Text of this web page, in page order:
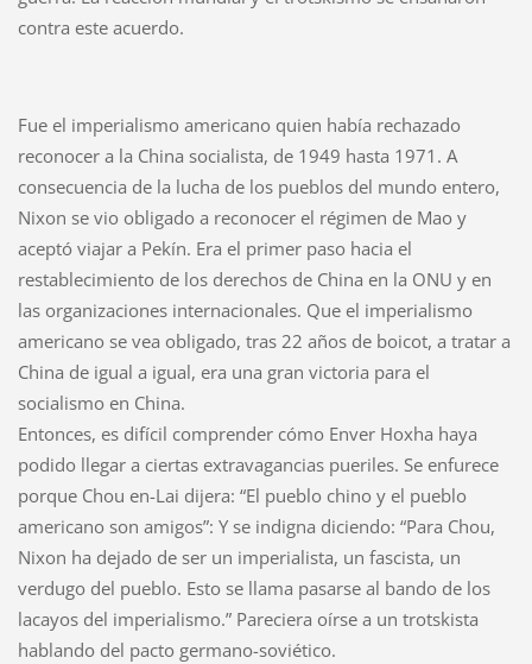
contra este acuerdo.
Fue el imperialismo americano quien había rechazado
reconocer a la China socialista, de 1949 hasta 1971. A
consecuencia de la lucha de los pueblos del mundo entero,
Nixon se vio obligado a reconocer el régimen de Mao y
aceptó viajar a Pekín. Era el primer paso hacia el
restablecimiento de los derechos de China en la ONU y en
las organizaciones internacionales. Que el imperialismo
americano se vea obligado, tras 22 años de boicot, a tratar a
China de igual a igual, era una gran victoria para el
socialismo en China.
Entonces, es difícil comprender cómo Enver Hoxha haya
podido llegar a ciertas extravagancias pueriles. Se enfurece
porque Chou en-Lai dijera: “El pueblo chino y el pueblo
americano son amigos”: Y se indigna diciendo: “Para Chou,
Nixon ha dejado de ser un imperialista, un fascista, un
verdugo del pueblo. Esto se llama pasarse al bando de los
lacayos del imperialismo.” Pareciera oírse a un trotskista
hablando del pacto germano-soviético.